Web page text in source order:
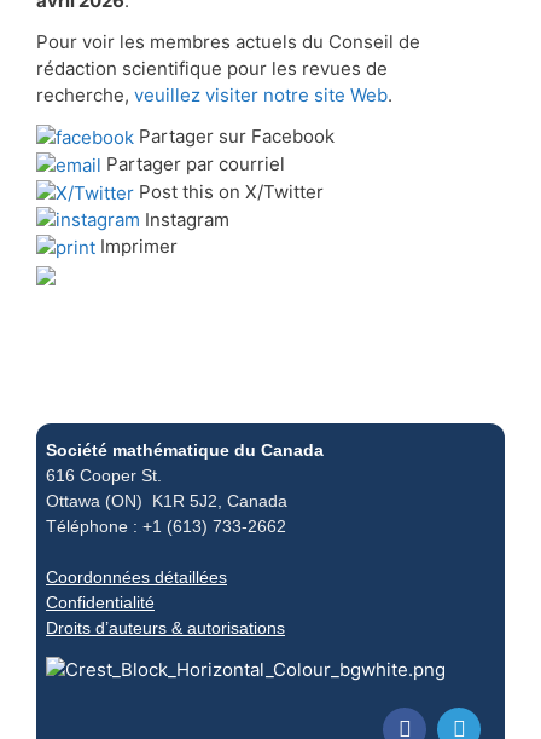
Pour voir les membres actuels du Conseil de
rédaction scientifique pour les revues de
recherche, veuillez visiter notre site Web.
Partager sur Facebook
Partager par courriel
Post this on X/Twitter
Instagram
Imprimer
Société mathématique du Canada
616 Cooper St.
Ottawa (ON) K1R 5J2, Canada
Téléphone : +1 (613) 733-2662
Coordonnées détaillées
Confidentialité
Droits d’auteurs & autorisations